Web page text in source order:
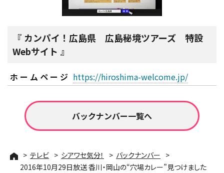
カンパイ！広島県 広島秘境ツアーズ 特設
Webサイト
ホームページ https://hiroshima-welcome.jp/
バックナンバー一覧へ
テレビ シアワセ気分！
バックナンバー
2016年10月29日放送 香川・岡山の“穴場カレー”見つけました